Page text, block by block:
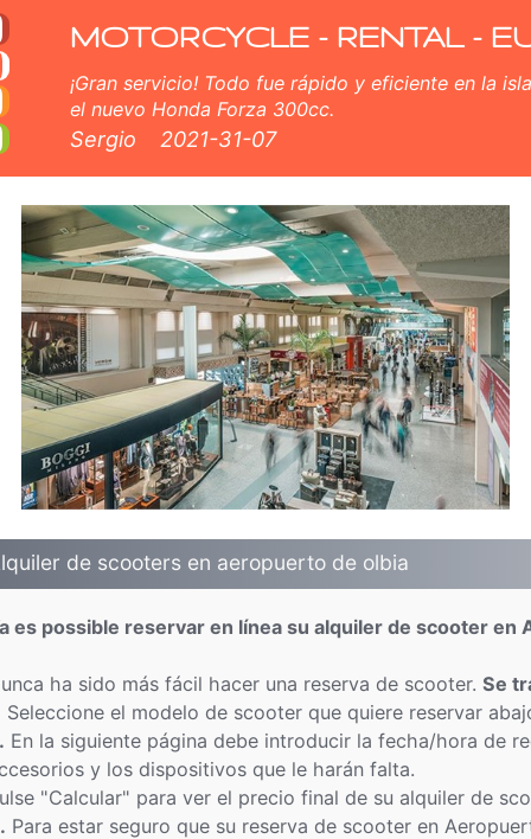
en Aeropuerto de
Olbia.
MOTORCYCLE - RENTAL -
¡Gran servicio! Todo fue rápido y eficiente en la
el nuevo Honda Forza 300cc.
Sergio 2021-31-07
de scooters en aeropuerto de olbia
es possible reservar en línea su alquiler de scooter en
ha sido más fácil hacer una reserva de scooter. Se
Seleccione el modelo de scooter que quiere reservar
En la siguiente página debe introducir la fecha/hora de
y los dispositivos que le harán falta.
"Calcular" para ver el precio final de su alquiler de
Para estar seguro que su reserva de scooter en